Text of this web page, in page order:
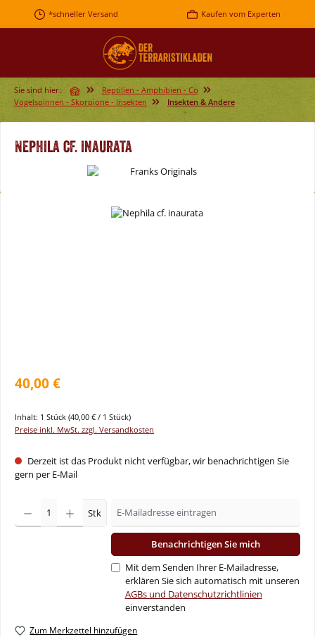
Zum Hauptinhalt springen
*schneller Versand Kaufen vom Experten
Sie sind hier:
Reptilien - Amphibien - Co
Vogelspinnen - Skorpione - Insekten
Insekten & Andere
Nephila cf. inaurata
Bildergalerie überspringen
40,00 €
Inhalt: 1 Stück (40,00 € / 1 Stück)
Preise inkl. MwSt. zzgl. Versandkosten
Derzeit ist das Produkt nicht verfügbar, wir benachrichtigen Sie
gern per E-Mail
Stk
Benachrichtigen Sie mich
Mit dem Senden Ihrer E-Mailadresse,
erklären Sie sich automatisch mit unseren
AGBs und Datenschutzrichtlinien
einverstanden
Zum Merkzettel hinzufügen